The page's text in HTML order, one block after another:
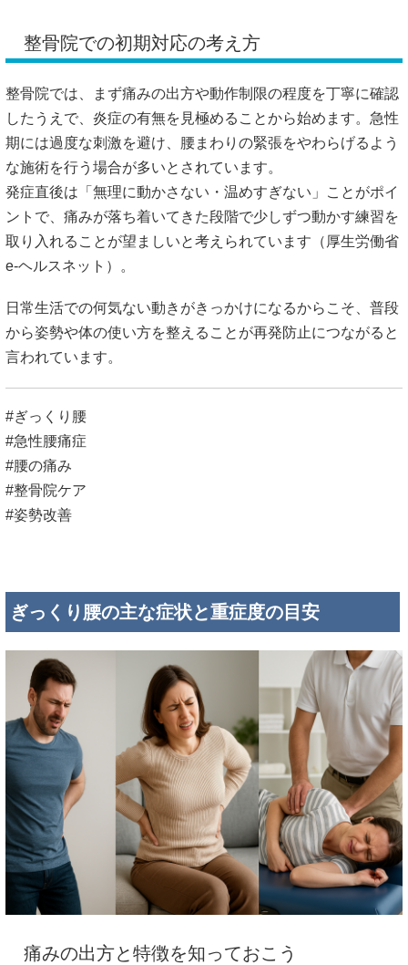
整骨院での初期対応の考え方
整骨院では、まず痛みの出方や動作制限の程度を丁寧に確認
したうえで、炎症の有無を見極めることから始めます。急性
期には過度な刺激を避け、腰まわりの緊張をやわらげるよう
な施術を行う場合が多いとされています。
発症直後は「無理に動かさない・温めすぎない」ことがポイ
ントで、痛みが落ち着いてきた段階で少しずつ動かす練習を
取り入れることが望ましいと考えられています（ 厚生労働省
e-ヘルスネット ）。
日常生活での何気ない動きがきっかけになるからこそ、普段
から姿勢や体の使い方を整えることが再発防止につながると
言われています。
#ぎっくり腰
#急性腰痛症
#腰の痛み
#整骨院ケア
#姿勢改善
ぎっくり腰の主な症状と重症度の目安
痛みの出方と特徴を知っておこう